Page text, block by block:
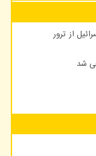
از ترور